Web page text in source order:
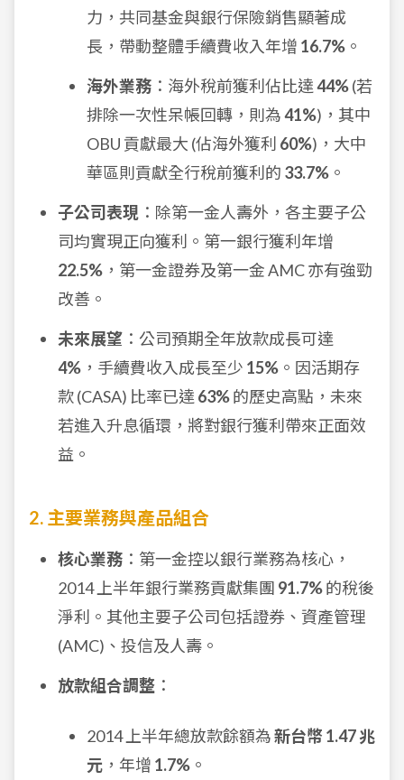
力，共同基金與銀行保險銷售顯著成
長，帶動整體手續費收入年增 16.7% 。
海外業務 ：海外稅前獲利佔比達44%(若
排除一次性呆帳回轉，則為41%)，其中
OBU 貢獻最大 (佔海外獲利 60%)，大中
華區則貢獻全行稅前獲利的 33.7% 。
子公司表現 ：除第一金人壽外，各主要子公
司均實現正向獲利。第一銀行獲利年增
22.5% ，第一金證券及第一金 AMC 亦有強勁
改善。
未來展望 ：公司預期全年放款成長可達
4% ，手續費收入成長至少 15% 。因活期存
款 (CASA) 比率已達 63%的歷史高點，未來
若進入升息循環，將對銀行獲利帶來正面效
益。
2. 主要業務與產品組合
核心業務 ：第一金控以銀行業務為核心，
2014 上半年銀行業務貢獻集團 91.7%的稅後
淨利。其他主要子公司包括證券、資產管理
(AMC)、投信及人壽。
放款組合調整 ：
2014 上半年總放款餘額為新台幣 1.47 兆
元 ，年增 1.7% 。